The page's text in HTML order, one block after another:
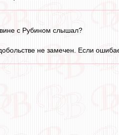
с Рубином слышал?
не замечен. Если